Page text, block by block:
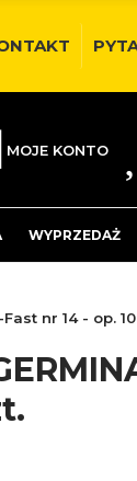
MOJE KONTO
WYPRZEDAŻ
nr 14 - op.